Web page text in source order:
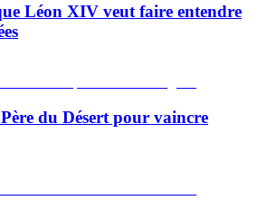
Léon XIV veut faire entendre
du Désert pour vaincre